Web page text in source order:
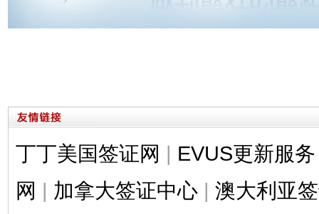
丁丁美国签证网 | EVUS更新服务
网 | 加拿大签证中心 | 澳大利亚